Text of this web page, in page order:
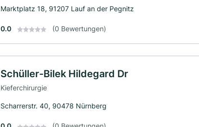
Marktplatz 18, 91207 Lauf an der Pegnitz
0.0 (0 Bewertungen)
Schüller-Bilek Hildegard Dr
Kieferchirurgie
Scharrerstr. 40, 90478 Nürnberg